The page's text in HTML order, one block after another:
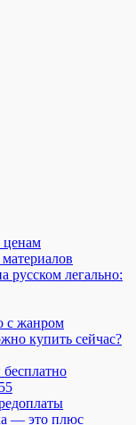
ценам
русском легально:
с жанром
купить сейчас?
— это плюс